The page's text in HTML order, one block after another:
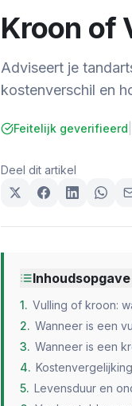
Kroon of
Adviseert je
kostenverschil en
Feitelijk geverifieerd
Deel dit artikel
Inhoudsopgave
1. Vulling of kroon:
2. Wanneer is een
3. Wanneer is een
4. Kostenvergelijking
5. Levensduur en